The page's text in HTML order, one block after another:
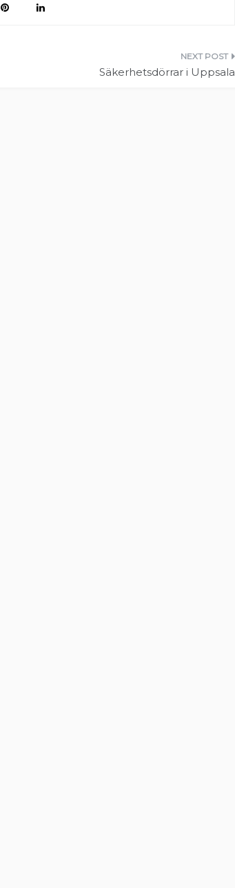
Säkerhetsdörrar i Uppsala